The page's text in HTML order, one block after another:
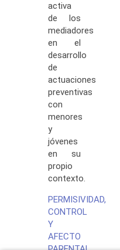
activa
de los
mediadores
en el
desarrollo
de
actuaciones
preventivas
con
menores
y
jóvenes
en su
propio
contexto.
PERMISIVIDAD,
CONTROL
Y
AFECTO